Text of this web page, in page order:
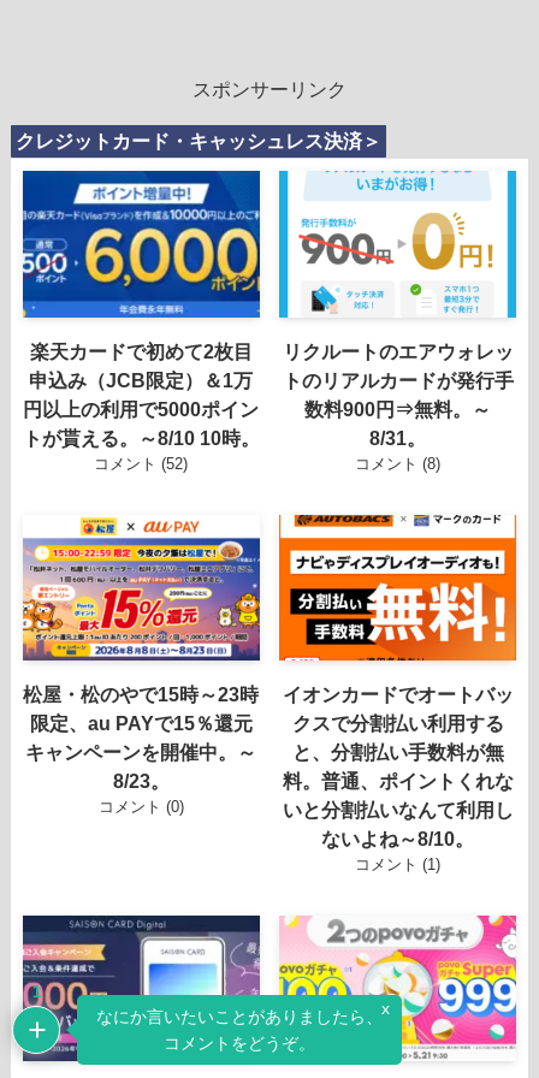
スポンサーリンク
クレジットカード・キャッシュレス決済＞
楽天カードで初めて2枚目
申込み（JCB限定）＆1万
円以上の利用で5000ポイン
トが貰える。～8/10 10時。
コメント (52)
リクルートのエアウォレッ
トのリアルカードが発行手
数料900円⇒無料。～
8/31。
コメント (8)
松屋・松のやで15時～23時
限定、au PAYで15％還元
キャンペーンを開催中。～
8/23。
コメント (0)
イオンカードでオートバッ
クスで分割払い利用する
と、分割払い手数料が無
料。普通、ポイントくれな
いと分割払いなんて利用し
ないよね～8/10。
コメント (1)
1
なにか言いたいことがありましたら、
コメントをどうぞ。
x